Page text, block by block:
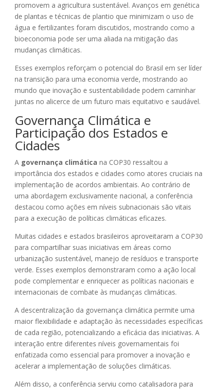
promovem a agricultura sustentável. Avanços em genética
de plantas e técnicas de plantio que minimizam o uso de
água e fertilizantes foram discutidos, mostrando como a
bioeconomia pode ser uma aliada na mitigação das
mudanças climáticas.
Esses exemplos reforçam o potencial do Brasil em ser líder
na transição para uma economia verde, mostrando ao
mundo que inovação e sustentabilidade podem caminhar
juntas no alicerce de um futuro mais equitativo e saudável.
Governança Climática e
Participação dos Estados e
Cidades
A governança climática na COP30 ressaltou a
importância dos estados e cidades como atores cruciais na
implementação de acordos ambientais. Ao contrário de
uma abordagem exclusivamente nacional, a conferência
destacou como ações em níveis subnacionais são vitais
para a execução de políticas climáticas eficazes.
Muitas cidades e estados brasileiros aproveitaram a COP30
para compartilhar suas iniciativas em áreas como
urbanização sustentável, manejo de resíduos e transporte
verde. Esses exemplos demonstraram como a ação local
pode complementar e enriquecer as políticas nacionais e
internacionais de combate às mudanças climáticas.
A descentralização da governança climática permite uma
maior flexibilidade e adaptação às necessidades específicas
de cada região, potencializando a eficácia das iniciativas. A
interação entre diferentes níveis governamentais foi
enfatizada como essencial para promover a inovação e
acelerar a implementação de soluções climáticas.
Além disso, a conferência serviu como catalisadora para